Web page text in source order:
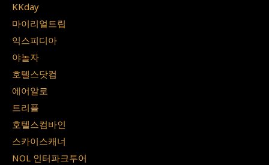
KKday
마이리얼트립
익스피디아
야놀자
호텔스닷컴
에어알로
트리플
호텔스컴바인
스카이스캐너
NOL 인터파크투어